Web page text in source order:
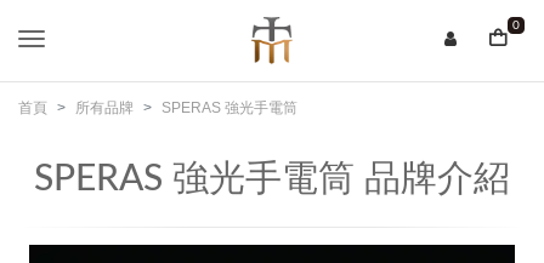
0
首頁 所有品牌 SPERAS 強光手電筒
SPERAS 強光手電筒 品牌介紹